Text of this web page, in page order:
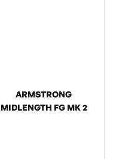
ARMSTRONG
MIDLENGTH FG MK 2